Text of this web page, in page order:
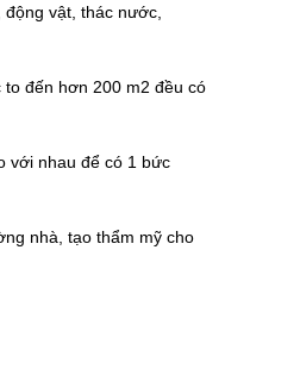
vật, thác nước,
đến hơn 200 m2 đều có
với nhau để có 1 bức
nhà, tạo thẩm mỹ cho